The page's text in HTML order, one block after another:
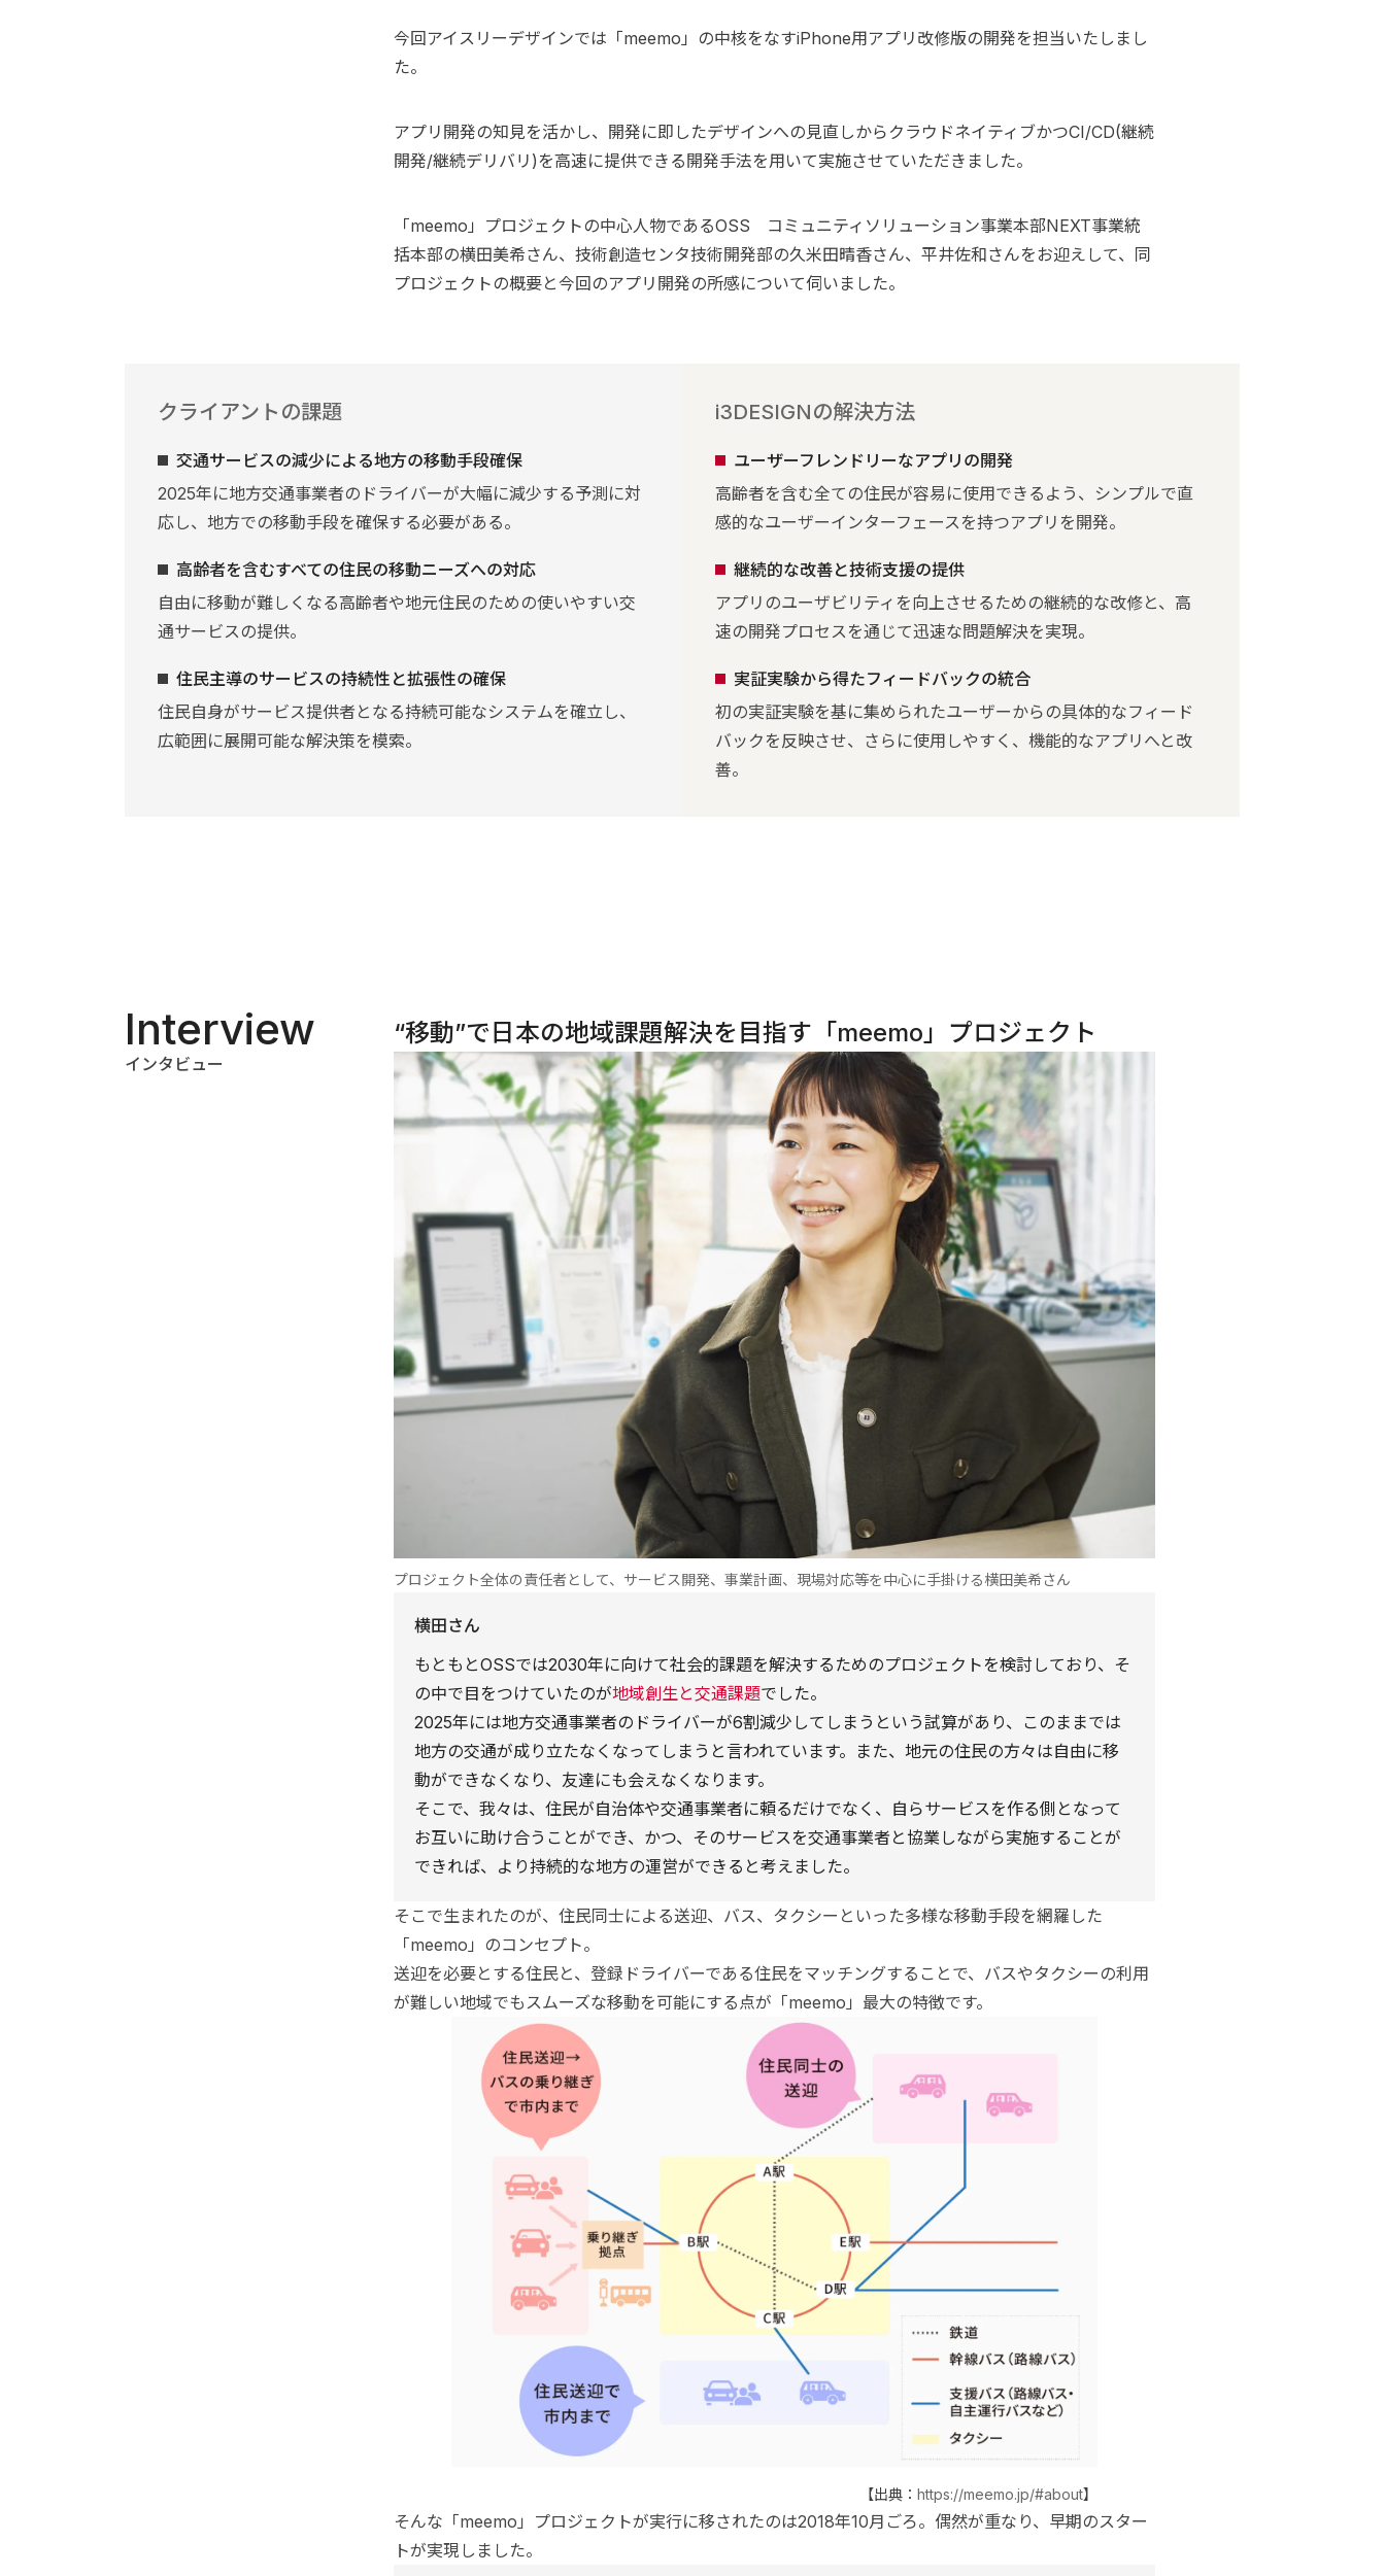
今回アイスリーデザインでは「meemo」の中核をなすiPhone用アプリ改修版の開発を担当いたしまし
た。
アプリ開発の知見を活かし、開発に即したデザインへの見直しからクラウドネイティブかつCI/CD(継続
開発/継続デリバリ)を高速に提供できる開発手法を用いて実施させていただきました。
「meemo」プロジェクトの中心人物であるOSS コミュニティソリューション事業本部NEXT事業統
括本部の横田美希さん、技術創造センタ技術開発部の久米田晴香さん、平井佐和さんをお迎えして、同
プロジェクトの概要と今回のアプリ開発の所感について伺いました。
クライアントの課題
交通サービスの減少による地方の移動手段確保
2025年に地方交通事業者のドライバーが大幅に減少する予測に対
応し、地方での移動手段を確保する必要がある。
高齢者を含むすべての住民の移動ニーズへの対応
自由に移動が難しくなる高齢者や地元住民のための使いやすい交
通サービスの提供。
住民主導のサービスの持続性と拡張性の確保
住民自身がサービス提供者となる持続可能なシステムを確立し、
広範囲に展開可能な解決策を模索。
i3DESIGNの解決方法
ユーザーフレンドリーなアプリの開発
高齢者を含む全ての住民が容易に使用できるよう、シンプルで直
感的なユーザーインターフェースを持つアプリを開発。
継続的な改善と技術支援の提供
アプリのユーザビリティを向上させるための継続的な改修と、高
速の開発プロセスを通じて迅速な問題解決を実現。
実証実験から得たフィードバックの統合
初の実証実験を基に集められたユーザーからの具体的なフィード
バックを反映させ、さらに使用しやすく、機能的なアプリへと改
善。
Interview
インタビュー
“移動”で日本の地域課題解決を目指す「meemo」プロジェクト
プロジェクト全体の責任者として、サービス開発、事業計画、現場対応等を中心に手掛ける横田美希さん
横田さん
もともとOSSでは2030年に向けて社会的課題を解決するためのプロジェクトを検討しており、そ
の中で目をつけていたのが地域創生と交通課題でした。
2025年には地方交通事業者のドライバーが6割減少してしまうという試算があり、このままでは
地方の交通が成り立たなくなってしまうと言われています。また、地元の住民の方々は自由に移
動ができなくなり、友達にも会えなくなります。
そこで、我々は、住民が自治体や交通事業者に頼るだけでなく、自らサービスを作る側となって
お互いに助け合うことができ、かつ、そのサービスを交通事業者と協業しながら実施することが
できれば、より持続的な地方の運営ができると考えました。
そこで生まれたのが、住民同士による送迎、バス、タクシーといった多様な移動手段を網羅した
「meemo」のコンセプト。
送迎を必要とする住民と、登録ドライバーである住民をマッチングすることで、バスやタクシーの利用
が難しい地域でもスムーズな移動を可能にする点が「meemo」最大の特徴です。
【出典：https://meemo.jp/#about】
そんな「meemo」プロジェクトが実行に移されたのは2018年10月ごろ。偶然が重なり、早期のスター
トが実現しました。